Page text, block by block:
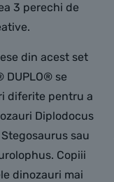
3 perechi de
din acest set
DUPLO® se
diferite pentru a
Diplodocus
sau
Copiii
dinozauri mai